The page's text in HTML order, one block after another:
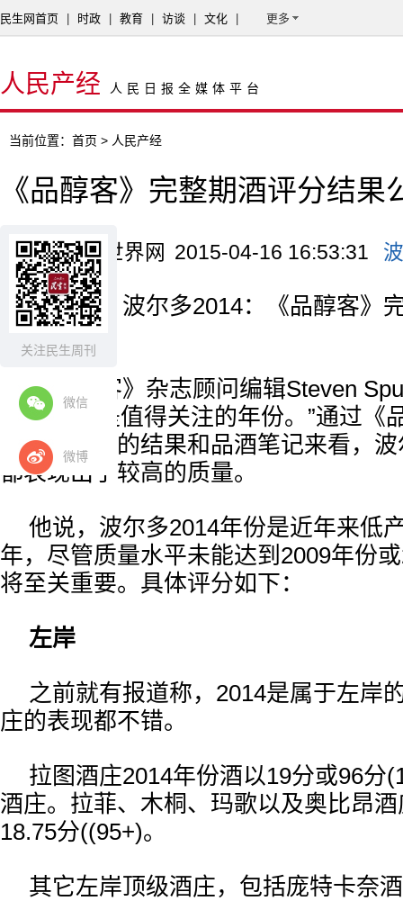
关注民生周刊
微信
微博
民生网首页 时政 教育 访谈 文化 更多
人民产经 人民日报全媒体平台
当前位置： 首页 > 人民产经
《品醇客》完整期酒评分结果
来源：红酒世界网 2015-04-16 16:53:31
原标题：波尔多2014：《品醇客》
公布
《品醇客》杂志顾问编辑Steven
2014年份是值得关注的年份。”通过《
团队新公布的结果和品酒笔记来看，
都表现出了较高的质量。
他说，波尔多2014年份是近年来低
年，尽管质量水平未能达到2009年份
将至关重要。具体评分如下：
左岸
之前就有报道称，2014是属于左岸
庄的表现都不错。
拉图酒庄2014年份酒以19分或96分
酒庄。拉菲、木桐、玛歌以及奥比昂
18.75分((95+)。
其它左岸顶级酒庄，包括庞特卡奈